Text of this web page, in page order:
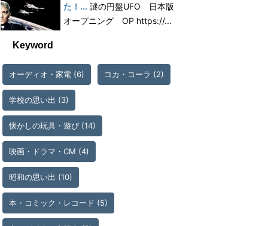
た！... 謎の円盤UFO 日本版
オープニング OP https://...
Keyword
オーディオ・家電 (6) コカ・コーラ (2)
学校の思い出 (3)
懐かしの玩具・遊び (14)
映画・ドラマ・CM (4)
昭和の思い出 (10)
本・コミック・レコード (5)